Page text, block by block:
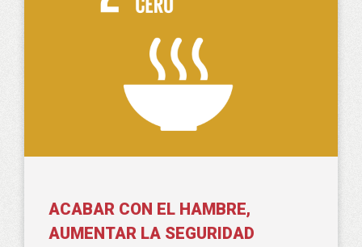
ACABAR CON EL HAMBRE,
AUMENTAR LA SEGURIDAD